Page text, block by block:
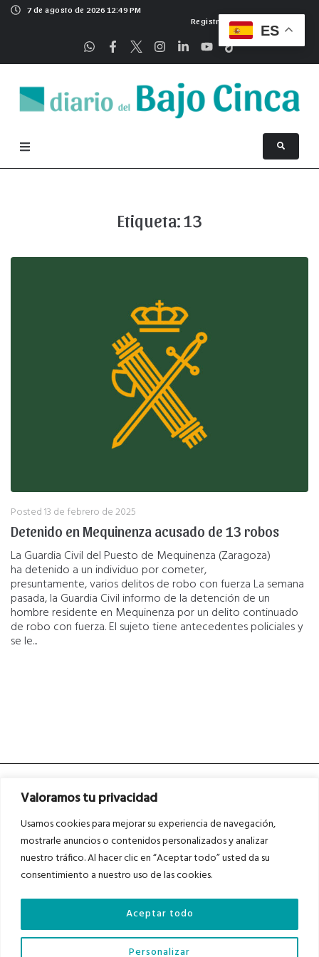
Valoramos tu privacidad
Usamos cookies para mejorar su experiencia de navegación,
mostrarle anuncios o contenidos personalizados y analizar
nuestro tráfico. Al hacer clic en “Aceptar todo” usted da su
consentimiento a nuestro uso de las cookies.
Personalizar
Aceptar todo
7 de agosto de 2026 12:49 PM
Registrarse
Etiqueta:13
Posted13 de febrero de 2025
Detenido en Mequinenza acusado de 13 robos
La Guardia Civil del Puesto de Mequinenza (Zaragoza)
ha detenido a un individuo por cometer,
presuntamente, varios delitos de robo con fuerza La semana
pasada, la Guardia Civil informo de la detención de un
hombre residente en Mequinenza por un delito continuado
de robo con fuerza. El sujeto tiene antecedentes policiales y
se le...
Asociados a
Auditados por
ES